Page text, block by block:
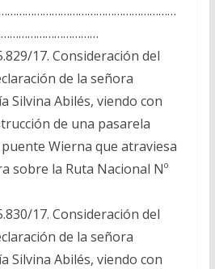
17. Consideración del
de la señora
Silvina Abilés, viendo con
de una pasarela
Wierna que atraviesa
sobre la Ruta Nacional Nº
17. Consideración del
de la señora
Silvina Abilés, viendo con